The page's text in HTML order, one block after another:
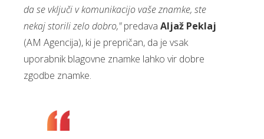
da se vključi v komunikacijo vaše znamke, ste
nekaj storili zelo dobro,"predava Aljaž Peklaj
(AM Agencija), ki je prepričan, da je vsak
uporabnik blagovne znamke lahko vir dobre
zgodbe znamke.